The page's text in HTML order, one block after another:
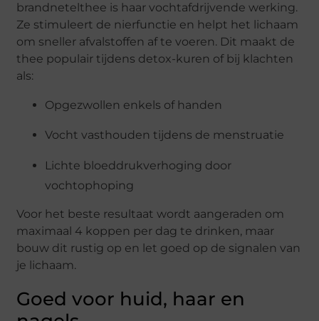
brandnetelthee is haar vochtafdrijvende werking.
Ze stimuleert de nierfunctie en helpt het lichaam
om sneller afvalstoffen af te voeren. Dit maakt de
thee populair tijdens detox-kuren of bij klachten
als:
Opgezwollen enkels of handen
Vocht vasthouden tijdens de menstruatie
Lichte bloeddrukverhoging door
vochtophoping
Voor het beste resultaat wordt aangeraden om
maximaal 4 koppen per dag te drinken, maar
bouw dit rustig op en let goed op de signalen van
je lichaam.
Goed voor huid, haar en